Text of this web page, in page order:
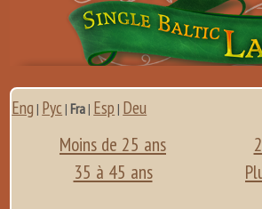
Eng | Рус |Fra| Esp | Deu
Moins de 25 ans
35 à 45 ans